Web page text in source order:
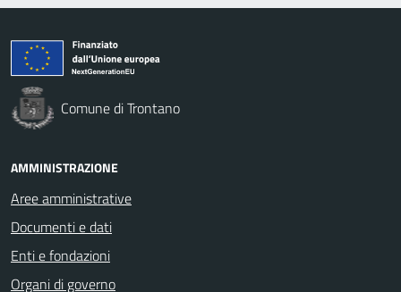
Comune di Trontano
AMMINISTRAZIONE
Aree amministrative
Documenti e dati
Enti e fondazioni
Organi di governo